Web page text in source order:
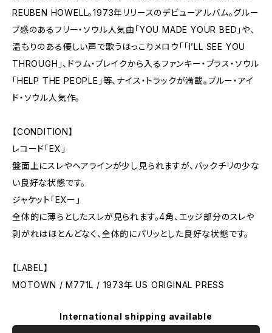
REUBEN HOWELL。1973年リリースのデビューアルバム。グルー
ブ感のあるフリー・ソウル人気曲「YOU MADE YOUR BED」や、
温もりのある優しい声で歌うほっこりメロウ「「I’LL SEE YOU
THROUGH」、ドラム・ブレイクから入るファンキー・ブラス・ソウル
「HELP THE PEOPLE」等、ナイス・トラックが満載。ブルー・アイ
ド・ソウル人気作。
【CONDITION】
レコード「EX」
盤面上にスレやヘアラインが少し見られますが、バックチリの少な
い良好な状態です。
ジャケット「EXー」
全体的に薄らとしたスレが見られます。4角、エッジ部分のスレや
剥がれはほとんどなく、全体的にパリッとした良好な状態です。
【LABEL】
MOTOWN / M771L / 1973年 US ORIGINAL PRESS
International shipping available